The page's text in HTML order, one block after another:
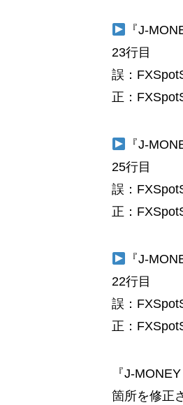
『J-
23行目
誤：
正：
『J-
25行目
誤：
正：
『J-
22行目
誤：
正：
『J-
箇所を修正